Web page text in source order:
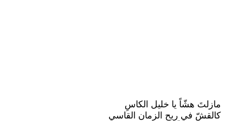
مازلتَ هشّاً يا خليل الكاسِ
كالقشّ في ريح الزمان القاسي